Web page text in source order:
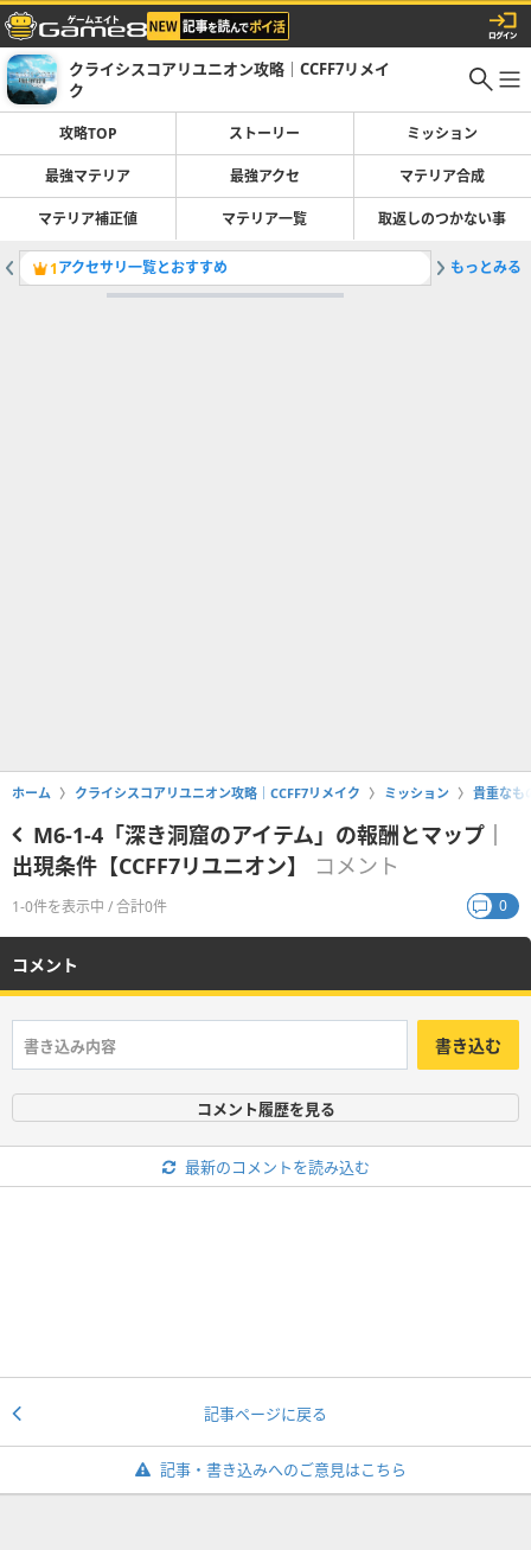
クライシスコアリユニオン攻略｜CCFF7リメイ
ク
攻略TOP ストーリー ミッション
最強マテリア 最強アクセ マテリア合成
マテリア補正値 マテリア一覧 取返しのつかない事
1アクセサリ一覧とおすすめ 2レベル
もっとみる
ホーム クライシスコアリユニオン攻略｜CCFF7リメイク ミッション 貴重なも
M6-1-4「深き洞窟のアイテム」の報酬とマップ｜
出現条件【CCFF7リユニオン】
コメント
1-0件を表示中 / 合計0件 0
コメント
書き込む
コメント履歴を見る
最新のコメントを読み込む
記事ページに戻る
記事・書き込みへのご意見はこちら